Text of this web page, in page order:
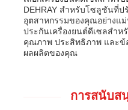
DEHRAY สำหรับโซลูชันที่ป
อุตสาหกรรมของคุณอย่างแ
ประกันเครื่องยนต์ดีเซลสำ
คุณภาพ ประสิทธิภาพ และข้
ผลผลิตของคุณ
การสนับส